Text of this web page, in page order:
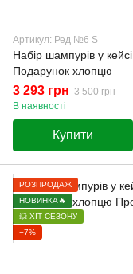
Артикул: Ред №6 S
Набір шампурів у кейсі Ред №6 S. Шашличний набір.
Подарунок хлопцю
3 293 грн 3 500 грн
В наявності
Купити
РОЗПРОДАЖ
НОВИНКА🔥
💥 ХІТ СЕЗОНУ
−7%